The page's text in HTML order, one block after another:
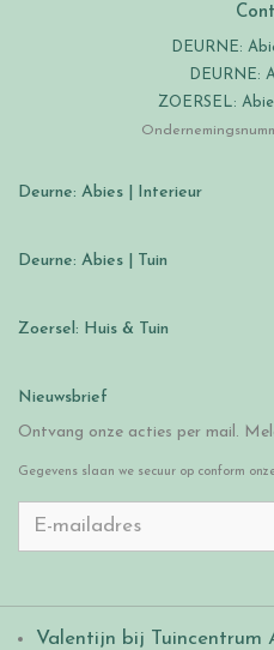
DEURNE:
DEURNE:
ZOERSEL:
Deurne: Abies | Interieur
Deurne: Abies | Tuin
Zoersel: Huis & Tuin
Nieuwsbrief
Ontvang onze acties per mail.
Gegevens slaan we secuur op conform
Valentijn bij Tuincentrum